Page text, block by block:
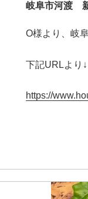
岐阜市河渡
O様より、岐
下記URLより
https://